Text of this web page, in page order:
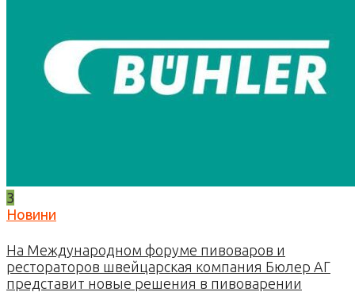
3
Новини
На Международном форуме пивоваров и
рестораторов швейцарская компания Бюлер АГ
представит новые решения в пивоварении